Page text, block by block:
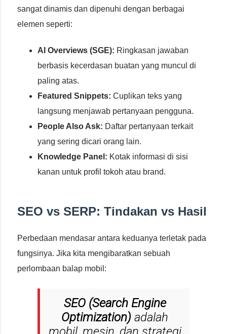
sangat dinamis dan dipenuhi dengan berbagai
elemen seperti:
AI Overviews (SGE): Ringkasan jawaban
berbasis kecerdasan buatan yang muncul di
paling atas.
Featured Snippets: Cuplikan teks yang
langsung menjawab pertanyaan pengguna.
People Also Ask: Daftar pertanyaan terkait
yang sering dicari orang lain.
Knowledge Panel: Kotak informasi di sisi
kanan untuk profil tokoh atau brand.
SEO vs SERP: Tindakan vs Hasil
Perbedaan mendasar antara keduanya terletak pada
fungsinya. Jika kita mengibaratkan sebuah
perlombaan balap mobil:
SEO (Search Engine
Optimization) adalah